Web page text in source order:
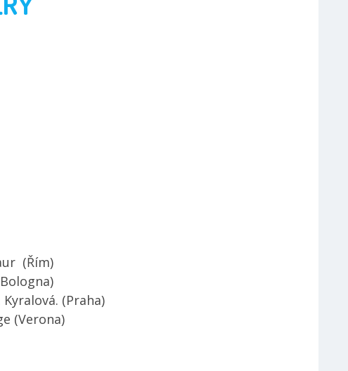
(Řím)
(Praha)
(Verona)